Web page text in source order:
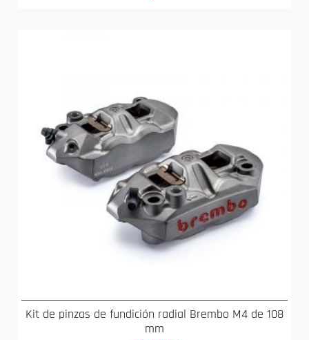
Kit de pinzas de fundición radial Brembo M4 de 108
mm